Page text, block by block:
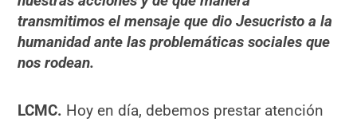
transmitimos el mensaje que dio Jesucristo a la
humanidad ante las problemáticas sociales que
nos rodean.
LCMC. Hoy en día, debemos prestar atención